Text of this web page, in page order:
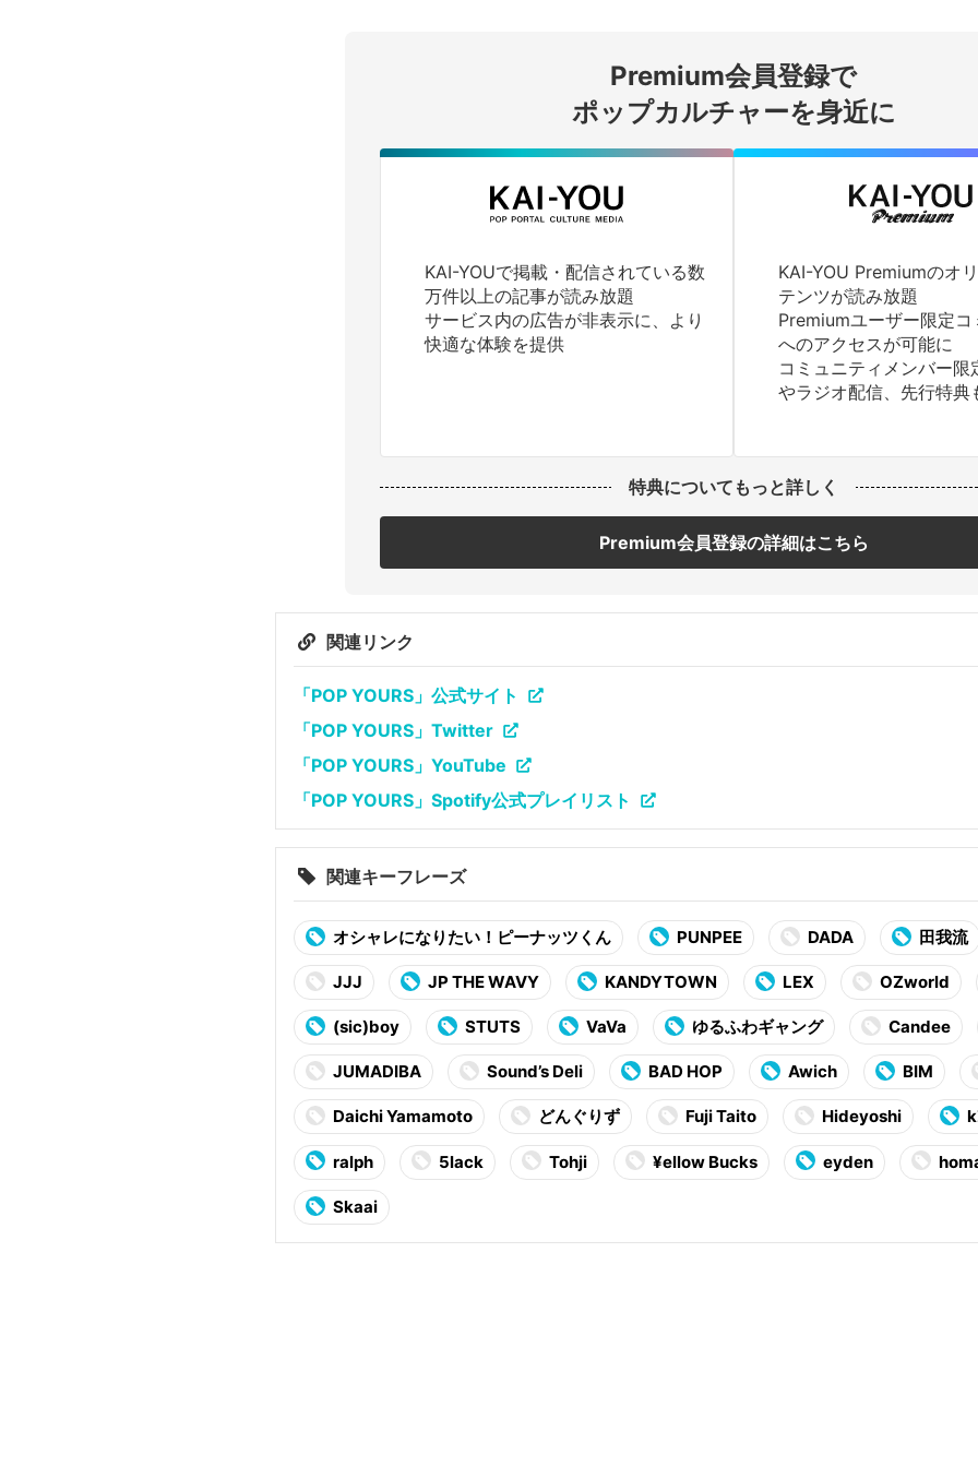
ログインする
Premium会員登録で
ポップカルチャーを身近に
KAI-YOUで掲載・配信されている数
万件以上の記事が読み放題
サービス内の広告が非表示に、より
快適な体験を提供
KAI-YOU Premiumのオ
テンツが読み放題
Premiumユーザー限定コ
へのアクセスが可能に
コミュニティメンバー限
やラジオ配信、先行特典
特典についてもっと詳しく
Premium会員登録の詳細はこちら
関連リンク
「POP YOURS」公式サイト
「POP YOURS」Twitter
「POP YOURS」YouTube
「POP YOURS」Spotify公式プレイリスト
関連キーフレーズ
オシャレになりたい！ピーナッツくん PUNPEE DADA 田我流
JJJ JP THE WAVY KANDYTOWN LEX OZworld
(sic)boy STUTS VaVa ゆるふわギャング Candee
JUMADIBA Sound’s Deli BAD HOP Awich BIM
Daichi Yamamoto どんぐりず Fuji Taito Hideyoshi
ralph 5lack Tohji ¥ellow Bucks eyden
Skaai